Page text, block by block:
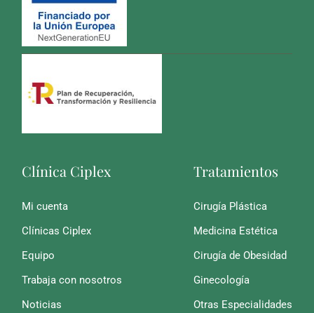
Clínica Ciplex
Mi cuenta
Clínicas Ciplex
Equipo
Trabaja con nosotros
Noticias
Tratamientos
Cirugía Plástica
Medicina Estética
Cirugía de Obesidad
Ginecología
Otras Especialidades